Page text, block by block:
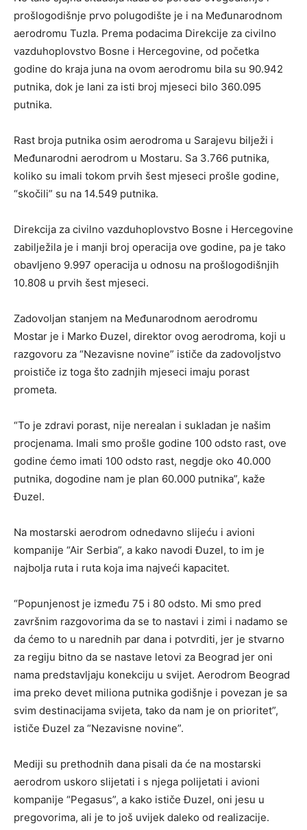
prošlogodišnje prvo polugodište je i na Međunarodnom
aerodromu Tuzla. Prema podacima Direkcije za civilno
vazduhoplovstvo Bosne i Hercegovine, od početka
godine do kraja juna na ovom aerodromu bila su 90.942
putnika, dok je lani za isti broj mjeseci bilo 360.095
putnika.
Rast broja putnika osim aerodroma u Sarajevu bilježi i
Međunarodni aerodrom u Mostaru. Sa 3.766 putnika,
koliko su imali tokom prvih šest mjeseci prošle godine,
“skočili” su na 14.549 putnika.
Direkcija za civilno vazduhoplovstvo Bosne i Hercegovine
zabilježila je i manji broj operacija ove godine, pa je tako
obavljeno 9.997 operacija u odnosu na prošlogodišnjih
10.808 u prvih šest mjeseci.
Zadovoljan stanjem na Međunarodnom aerodromu
Mostar je i Marko Đuzel, direktor ovog aerodroma, koji u
razgovoru za “Nezavisne novine” ističe da zadovoljstvo
proističe iz toga što zadnjih mjeseci imaju porast
prometa.
“To je zdravi porast, nije nerealan i sukladan je našim
procjenama. Imali smo prošle godine 100 odsto rast, ove
godine ćemo imati 100 odsto rast, negdje oko 40.000
putnika, dogodine nam je plan 60.000 putnika”, kaže
Đuzel.
Na mostarski aerodrom odnedavno slijeću i avioni
kompanije “Air Serbia”, a kako navodi Đuzel, to im je
najbolja ruta i ruta koja ima najveći kapacitet.
“Popunjenost je između 75 i 80 odsto. Mi smo pred
završnim razgovorima da se to nastavi i zimi i nadamo se
da ćemo to u narednih par dana i potvrditi, jer je stvarno
za regiju bitno da se nastave letovi za Beograd jer oni
nama predstavljaju konekciju u svijet. Aerodrom Beograd
ima preko devet miliona putnika godišnje i povezan je sa
svim destinacijama svijeta, tako da nam je on prioritet”,
ističe Đuzel za “Nezavisne novine”.
Mediji su prethodnih dana pisali da će na mostarski
aerodrom uskoro slijetati i s njega polijetati i avioni
kompanije “Pegasus”, a kako ističe Đuzel, oni jesu u
pregovorima, ali je to još uvijek daleko od realizacije.